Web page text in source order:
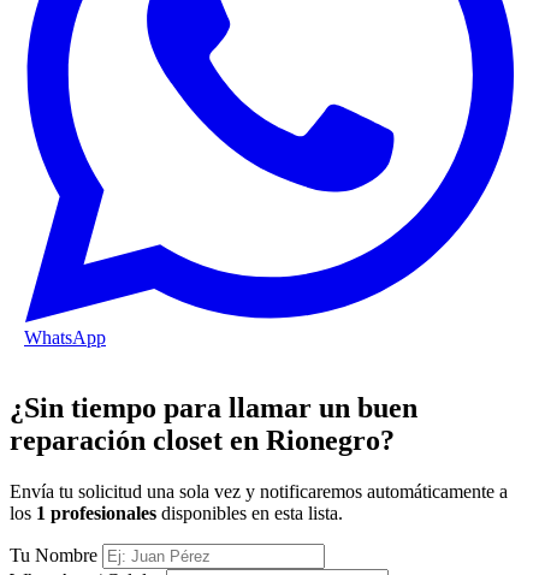
WhatsApp
¿Sin tiempo para llamar un buen
reparación closet en Rionegro?
Envía tu solicitud una sola vez y notificaremos automáticamente a
los 1 profesionales disponibles en esta lista.
Tu Nombre